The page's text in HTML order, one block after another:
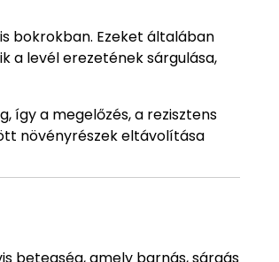
bokrokban. Ezeket általában
a levél erezetének sárgulása,
így a megelőzés, a rezisztens
növényrészek eltávolítása